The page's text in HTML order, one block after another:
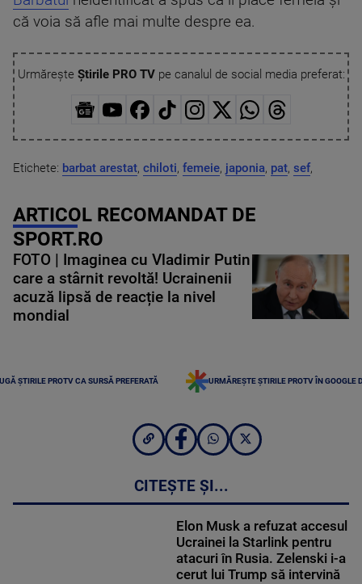
că voia să afle mai multe despre ea.
Urmărește Știrile PRO TVpe canalul de social media preferat:
Etichete: barbat arestat, chiloti, femeie, japonia, pat, sef,
ARTICOL RECOMANDAT DE
SPORT.RO
FOTO | Imaginea cu Vladimir Putin
care a stârnit revoltă! Ucrainenii
acuză lipsă de reacție la nivel
mondial
ȘTIRILE PROTV CA SURSĂ PREFERATĂ URMĂREȘTE ȘTIRILE PROTV ÎN GOOGLE
CITEȘTE ȘI...
Elon Musk a refuzat accesul
Ucrainei la Starlink pentru
atacuri în Rusia. Zelenski i-a
cerut lui Trump să intervină